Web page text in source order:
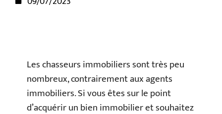
Les chasseurs immobiliers sont très peu
nombreux, contrairement aux agents
immobiliers. Si vous êtes sur le point
d’acquérir un bien immobilier et souhaitez